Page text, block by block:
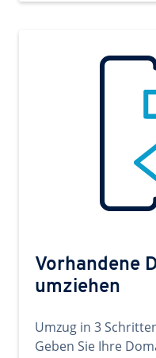
Vorhandene
umziehen
Umzug in 3
Geben Sie Ihre